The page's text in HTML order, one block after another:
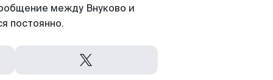
между Внуково и
постоянно.